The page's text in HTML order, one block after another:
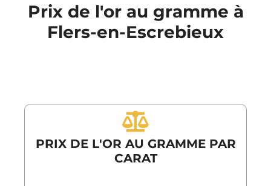
Prix de l'or au gramme à
Flers-en-Escrebieux
PRIX DE L'OR AU GRAMME PAR
CARAT